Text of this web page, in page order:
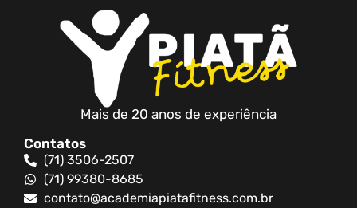
Mais de 20 anos de experiência
Contatos
(71) 3506-2507
(71) 99380-8685
contato@academiapiatafitness.com.br